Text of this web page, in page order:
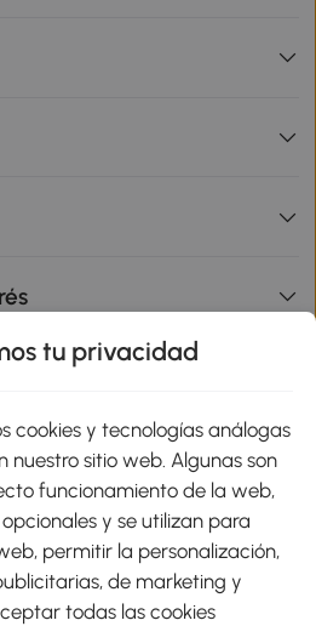
tu privacidad
cookies y tecnologías análogas
nuestro sitio web. Algunas son
funcionamiento de la web,
y se utilizan para
permitir la personalización,
de marketing y
todas las cookies